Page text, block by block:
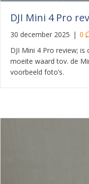
DJI Mini 4 Pro
30 december 2025 | 0
DJI Mini 4 Pro review; is
moeite waard tov. de
voorbeeld foto’s.